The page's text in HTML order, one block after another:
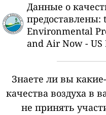
Данные о
предоставлены:
Environmental
and Air Now - US
Знаете ли вы
качества воздуха в
не принять